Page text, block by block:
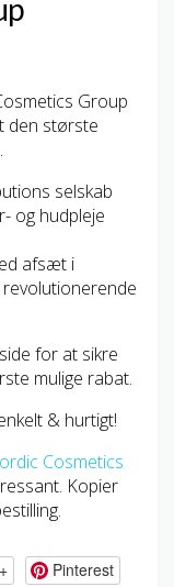
Group
den største
selskab
og hudpleje
afsæt i
for at sikre
mulige rabat.
& hurtigt!
Cosmetics
Kopier
Pinterest